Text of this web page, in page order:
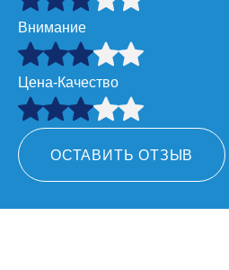
Внимание
Цена-Качество
ОСТАВИТЬ ОТЗЫВ